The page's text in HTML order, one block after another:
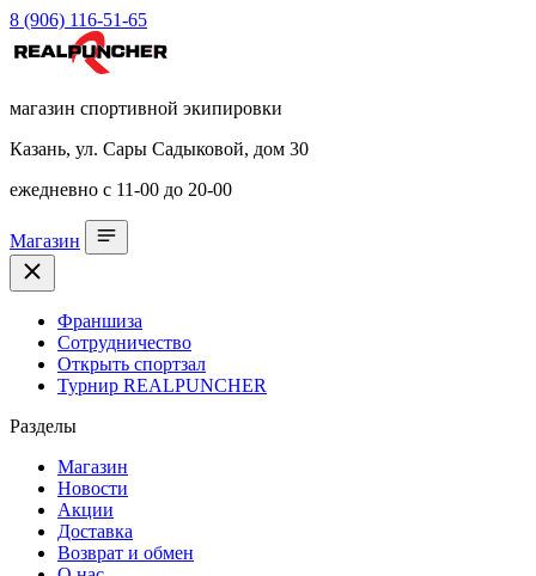
8 (906) 116-51-65
магазин спортивной экипировки
Казань, ул. Сары Садыковой, дом 30
ежедневно с 11-00 до 20-00
Магазин
Франшиза
Сотрудничество
Открыть спортзал
Турнир REALPUNCHER
Разделы
Магазин
Новости
Акции
Доставка
Возврат и обмен